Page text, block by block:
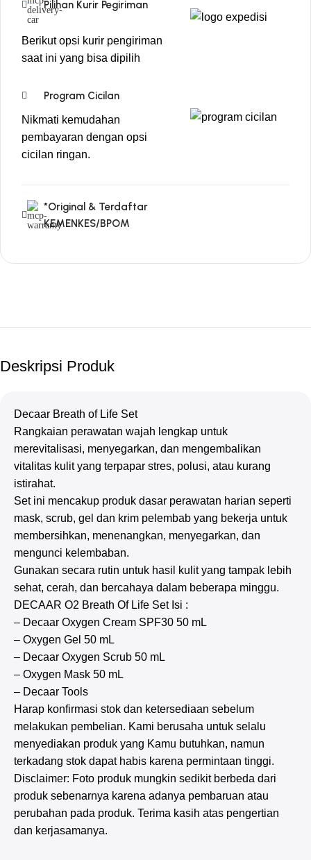
Pilihan Kurir Pegiriman
Berikut opsi kurir pengiriman
saat ini yang bisa dipilih
Program Cicilan
Nikmati kemudahan
pembayaran dengan opsi
cicilan ringan.
*Original & Terdaftar
KEMENKES/BPOM
Deskripsi Produk
Decaar Breath of Life Set
Rangkaian perawatan wajah lengkap untuk
merevitalisasi, menyegarkan, dan mengembalikan
vitalitas kulit yang terpapar stres, polusi, atau kurang
istirahat.
Set ini mencakup produk dasar perawatan harian seperti
mask, scrub, gel dan krim pelembab yang bekerja untuk
membersihkan, menenangkan, menyegarkan, dan
mengunci kelembaban.
Gunakan secara rutin untuk hasil kulit yang tampak lebih
sehat, cerah, dan bercahaya dalam beberapa minggu.
DECAAR O2 Breath Of Life Set Isi :
– Decaar Oxygen Cream SPF30 50 mL
– Oxygen Gel 50 mL
– Decaar Oxygen Scrub 50 mL
– Oxygen Mask 50 mL
– Decaar Tools
Harap konfirmasi stok dan ketersediaan sebelum
melakukan pembelian. Kami berusaha untuk selalu
menyediakan produk yang Kamu butuhkan, namun
terkadang stok dapat habis karena permintaan tinggi.
Disclaimer: Foto produk mungkin sedikit berbeda dari
produk sebenarnya karena adanya pembaruan atau
perubahan pada produk. Terima kasih atas pengertian
dan kerjasamanya.